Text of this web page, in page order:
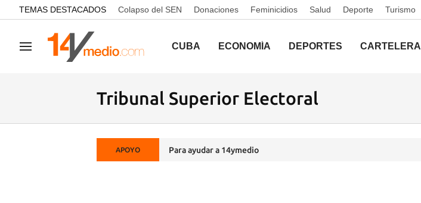
common.go-to-content
TEMAS DESTACADOS Colapso del SEN Donaciones Feminicidios Salud Deporte Turismo
Navegación CUBA ECONOMÍA DEPORTES CARTELERA
Tribunal Superior Electoral
APOYO Para ayudar a 14ymedio